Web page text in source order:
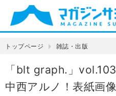
トップページ 雑誌・出版
「blt graph.」
中西アルノ！表紙画